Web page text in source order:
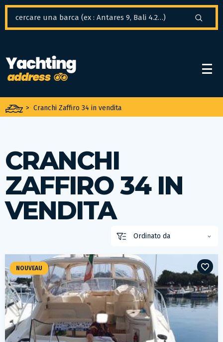
> Cranchi Zaffiro 34 in vendita
CRANCHI
ZAFFIRO 34 IN
VENDITA
NOUVEAU
Pannello di gestione dei cookies